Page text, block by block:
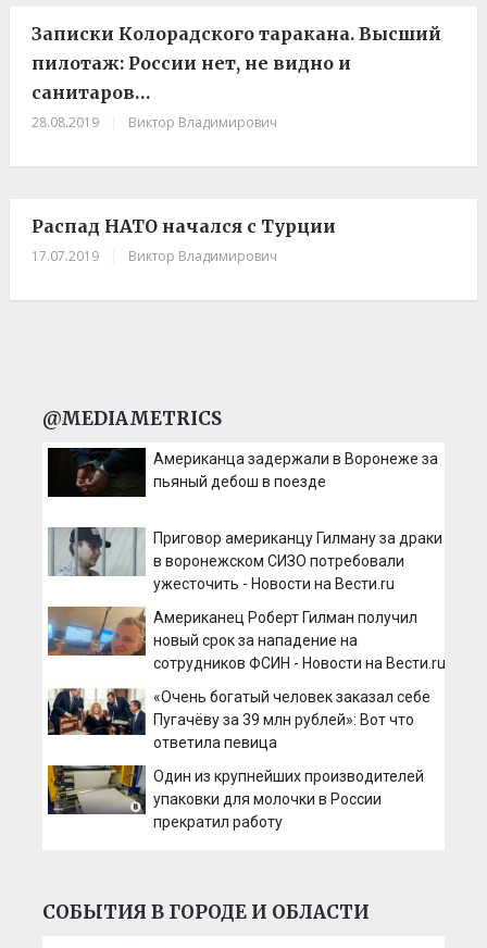
Записки Колорадского таракана. Высший
пилотаж: России нет, не видно и
санитаров…
28.08.2019 Виктор Владимирович
Распад НАТО начался с Турции
17.07.2019 Виктор Владимирович
@MEDIAMETRICS
Американца задержали в Воронеже за
пьяный дебош в поезде
Приговор американцу Гилману за драки
в воронежском СИЗО потребовали
ужесточить - Новости на Вести.ru
Американец Роберт Гилман получил
новый срок за нападение на
сотрудников ФСИН - Новости на Вести.ru
«Очень богатый человек заказал себе
Пугачёву за 39 млн рублей»: Вот что
ответила певица
Один из крупнейших производителей
упаковки для молочки в России
прекратил работу
СОБЫТИЯ В ГОРОДЕ И ОБЛАСТИ